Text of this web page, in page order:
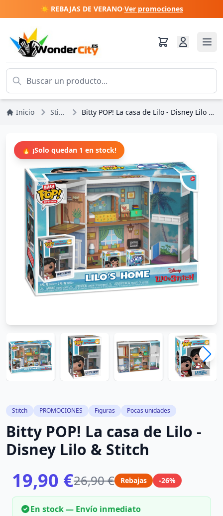
☀️ REBAJAS DE VERANO·Ver promociones
Inicio Stitch Bitty POP! La casa de Lilo - Disney Lilo & Stitch
🔥 ¡Solo quedan 1 en stock!
Stitch PROMOCIONES Figuras Pocas unidades
Bitty POP! La casa de Lilo -
Disney Lilo & Stitch
19,90 €26,90 € Rebajas -26%
En stock — Envío inmediato